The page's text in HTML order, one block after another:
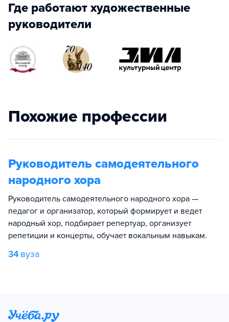
Где работают художественные
руководители
Похожие профессии
Руководитель самодеятельного
народного хора
Руководитель самодеятельного народного хора —
педагог и организатор, который формирует и ведет
народный хор, подбирает репертуар, организует
репетиции и концерты, обучает вокальным навыкам.
34 вуза